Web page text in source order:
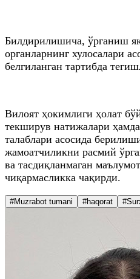
Билдирилишича, ўрганиш
органларнинг хулосалари
белгиланган тартибда
Вилоят ҳокимлиги ҳолат
текширув натижалари
талаблари асосида
жамоатчиликни расмий
ва тасдиқланмаган
чиқармасликка чақирди.
#Muzrabot tumani #haqorat